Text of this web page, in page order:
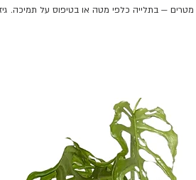
— בתלייה כלפי מטה או בטיפוס על תמיכה.